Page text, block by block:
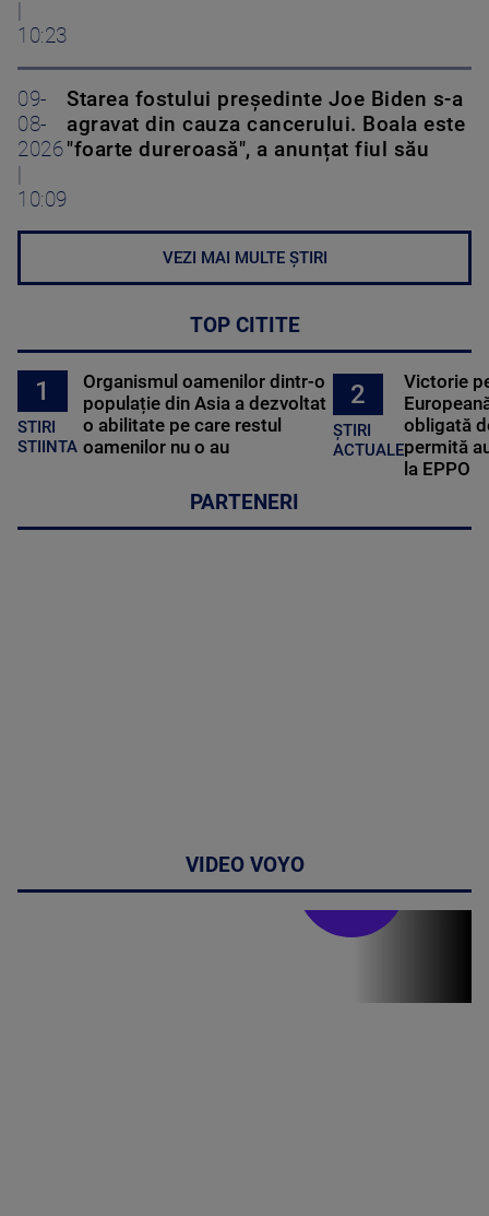
10:23
09-
08-
2026
10:09
Starea fostului președinte Joe Biden s-a
agravat din cauza cancerului. Boala este
"foarte dureroasă", a anunțat fiul său
VEZI MAI MULTE ȘTIRI
TOP CITITE
1
STIRI
STIINTA
Organismul oamenilor dintr-o
populație din Asia a dezvoltat
o abilitate pe care restul
oamenilor nu o au
2
ȘTIRI
ACTUALE
Victorie
obligată
permită
la EPPO
PARTENERI
VIDEO VOYO